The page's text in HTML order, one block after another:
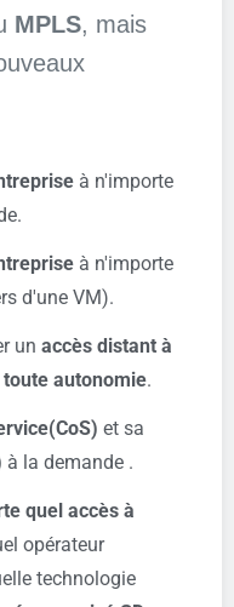
MPLS, mais
à n'importe
à n'importe
d'une VM).
un accès distant à
toute autonomie.
et sa
à la demande .
quel accès à
opérateur
technologie